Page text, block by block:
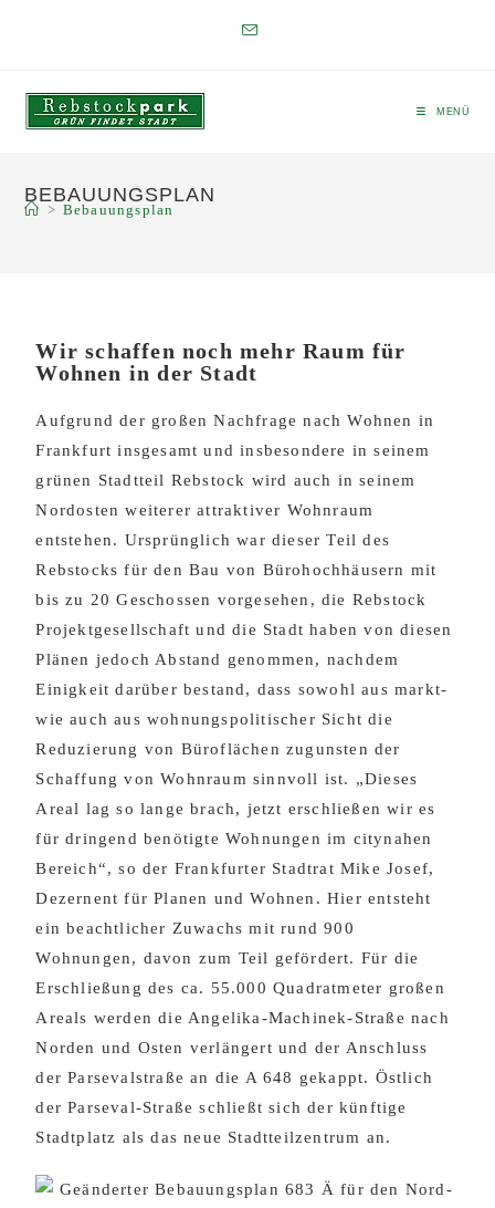
MENÜ
BEBAUUNGSPLAN
> Bebauungsplan
Wir schaffen noch mehr Raum für
Wohnen in der Stadt
Aufgrund der großen Nachfrage nach Wohnen in
Frankfurt insgesamt und insbesondere in seinem
grünen Stadtteil Rebstock wird auch in seinem
Nordosten weiterer attraktiver Wohnraum
entstehen. Ursprünglich war dieser Teil des
Rebstocks für den Bau von Bürohochhäusern mit
bis zu 20 Geschossen vorgesehen, die Rebstock
Projektgesellschaft und die Stadt haben von diesen
Plänen jedoch Abstand genommen, nachdem
Einigkeit darüber bestand, dass sowohl aus markt-
wie auch aus wohnungspolitischer Sicht die
Reduzierung von Büroflächen zugunsten der
Schaffung von Wohnraum sinnvoll ist. „Dieses
Areal lag so lange brach, jetzt erschließen wir es
für dringend benötigte Wohnungen im citynahen
Bereich“, so der Frankfurter Stadtrat Mike Josef,
Dezernent für Planen und Wohnen. Hier entsteht
ein beachtlicher Zuwachs mit rund 900
Wohnungen, davon zum Teil gefördert. Für die
Erschließung des ca. 55.000 Quadratmeter großen
Areals werden die Angelika-Machinek-Straße nach
Norden und Osten verlängert und der Anschluss
der Parsevalstraße an die A 648 gekappt. Östlich
der Parseval-Straße schließt sich der künftige
Stadtplatz als das neue Stadtteilzentrum an.